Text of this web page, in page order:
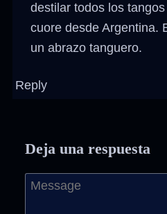
destilar todos los
cuore desde Argentina.
un abrazo tanguero.
Reply
Deja una respuesta